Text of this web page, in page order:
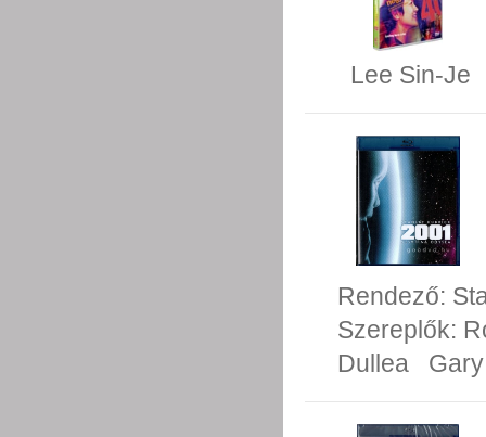
Lee Sin-Je
Rendező:
Szereplők:
Dullea